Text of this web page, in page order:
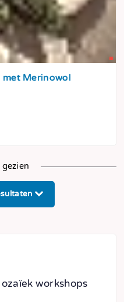
workshops
Merinowol